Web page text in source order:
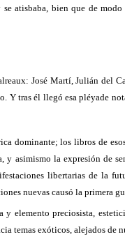
atisbaba, bien que de
José Martí, Julián del
tras él llegó esa pléyade
los libros de
y asimismo la expresión de
libertarias de la
nuevas causó la primera
elemento preciosista,
temas exóticos, alejados de